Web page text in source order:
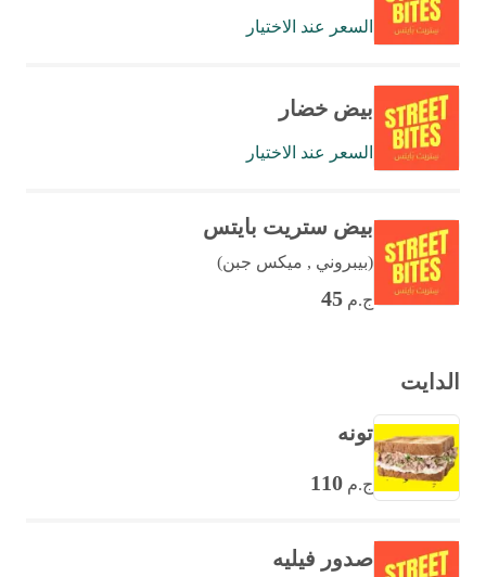
السعر عند الاختيار
بيض خضار
السعر عند الاختيار
بيض ستريت بايتس
(بيبروني , ميكس جبن)
ج.م 45
الدايت
تونه
ج.م 110
صدور فيليه